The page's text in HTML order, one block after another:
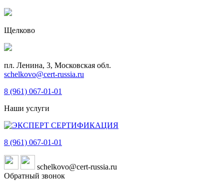
Щелково
пл. Ленина, 3, Московская обл.
schelkovo@cert-russia.ru
8 (961) 067-01-01
Наши услуги
8 (961) 067-01-01
schelkovo@cert-russia.ru
Обратный звонок